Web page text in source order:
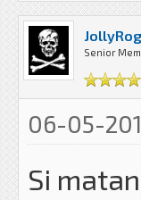
Senior
06-05-
Si